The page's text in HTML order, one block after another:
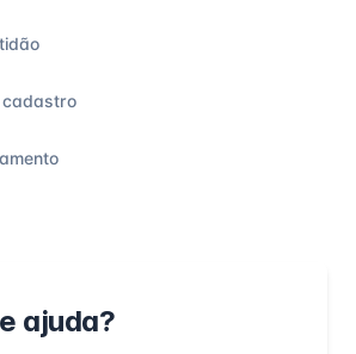
cadastro
ajuda?